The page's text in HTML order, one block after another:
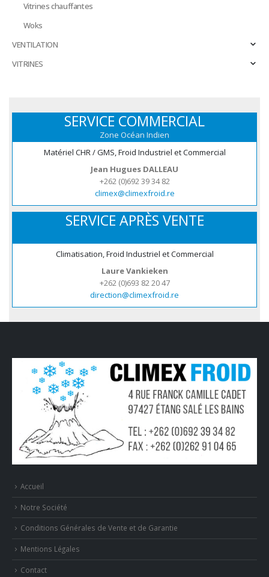
Vitrines chauffantes
Woks
VENTILATION
VITRINES
SERVICE COMMERCIAL
Zone Océan Indien
Matériel CHR / GMS, Froid Industriel et Commercial
Jean Hugues DALLEAU
+262 (0)692 39 34 82
climex@climexfroid.re
SERVICE APRÈS VENTE
Climatisation, Froid Industriel et Commercial
Laure Vankieken
+262 (0)693 82 20 47
direction@climexfroid.re
Accueil
Notre Société
Conditions Générales de Vente et de Garantie
Mentions Légales
Contact